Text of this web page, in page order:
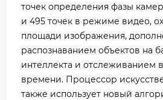
точек определения фазы
и 495 точек в режиме видео,
площади изображения,
распознаванием объектов на
интеллекта и отслеживанием
времени. Процессор
также использует новый